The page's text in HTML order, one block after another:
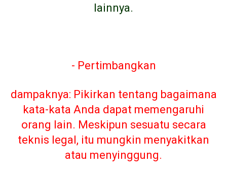
lainnya.
- Pertimbangkan
dampaknya: Pikirkan tentang bagaimana
kata-kata Anda dapat memengaruhi
orang lain. Meskipun sesuatu secara
teknis legal, itu mungkin menyakitkan
atau menyinggung.